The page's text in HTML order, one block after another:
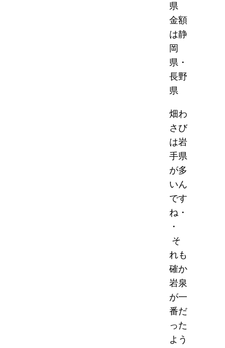
県
金額
は静
岡
県・
長野
県
畑わ
さび
は岩
手県
が多
いん
です
ね・
・
そ
れも
確か
岩泉
が一
番だ
った
よう